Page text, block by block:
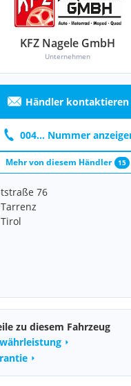
KFZ Nagele GmbH
Unternehmen
Händler kontaktieren
004... Nummer
Mehr von diesem Händler 15
76
zu diesem Fahrzeug